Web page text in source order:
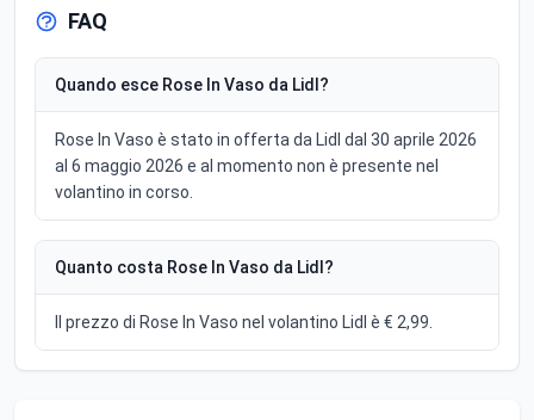
FAQ
Quando esce Rose In Vaso da Lidl?
Rose In Vaso è stato in offerta da Lidl dal 30 aprile 2026
al 6 maggio 2026 e al momento non è presente nel
volantino in corso.
Quanto costa Rose In Vaso da Lidl?
Il prezzo di Rose In Vaso nel volantino Lidl è € 2,99.